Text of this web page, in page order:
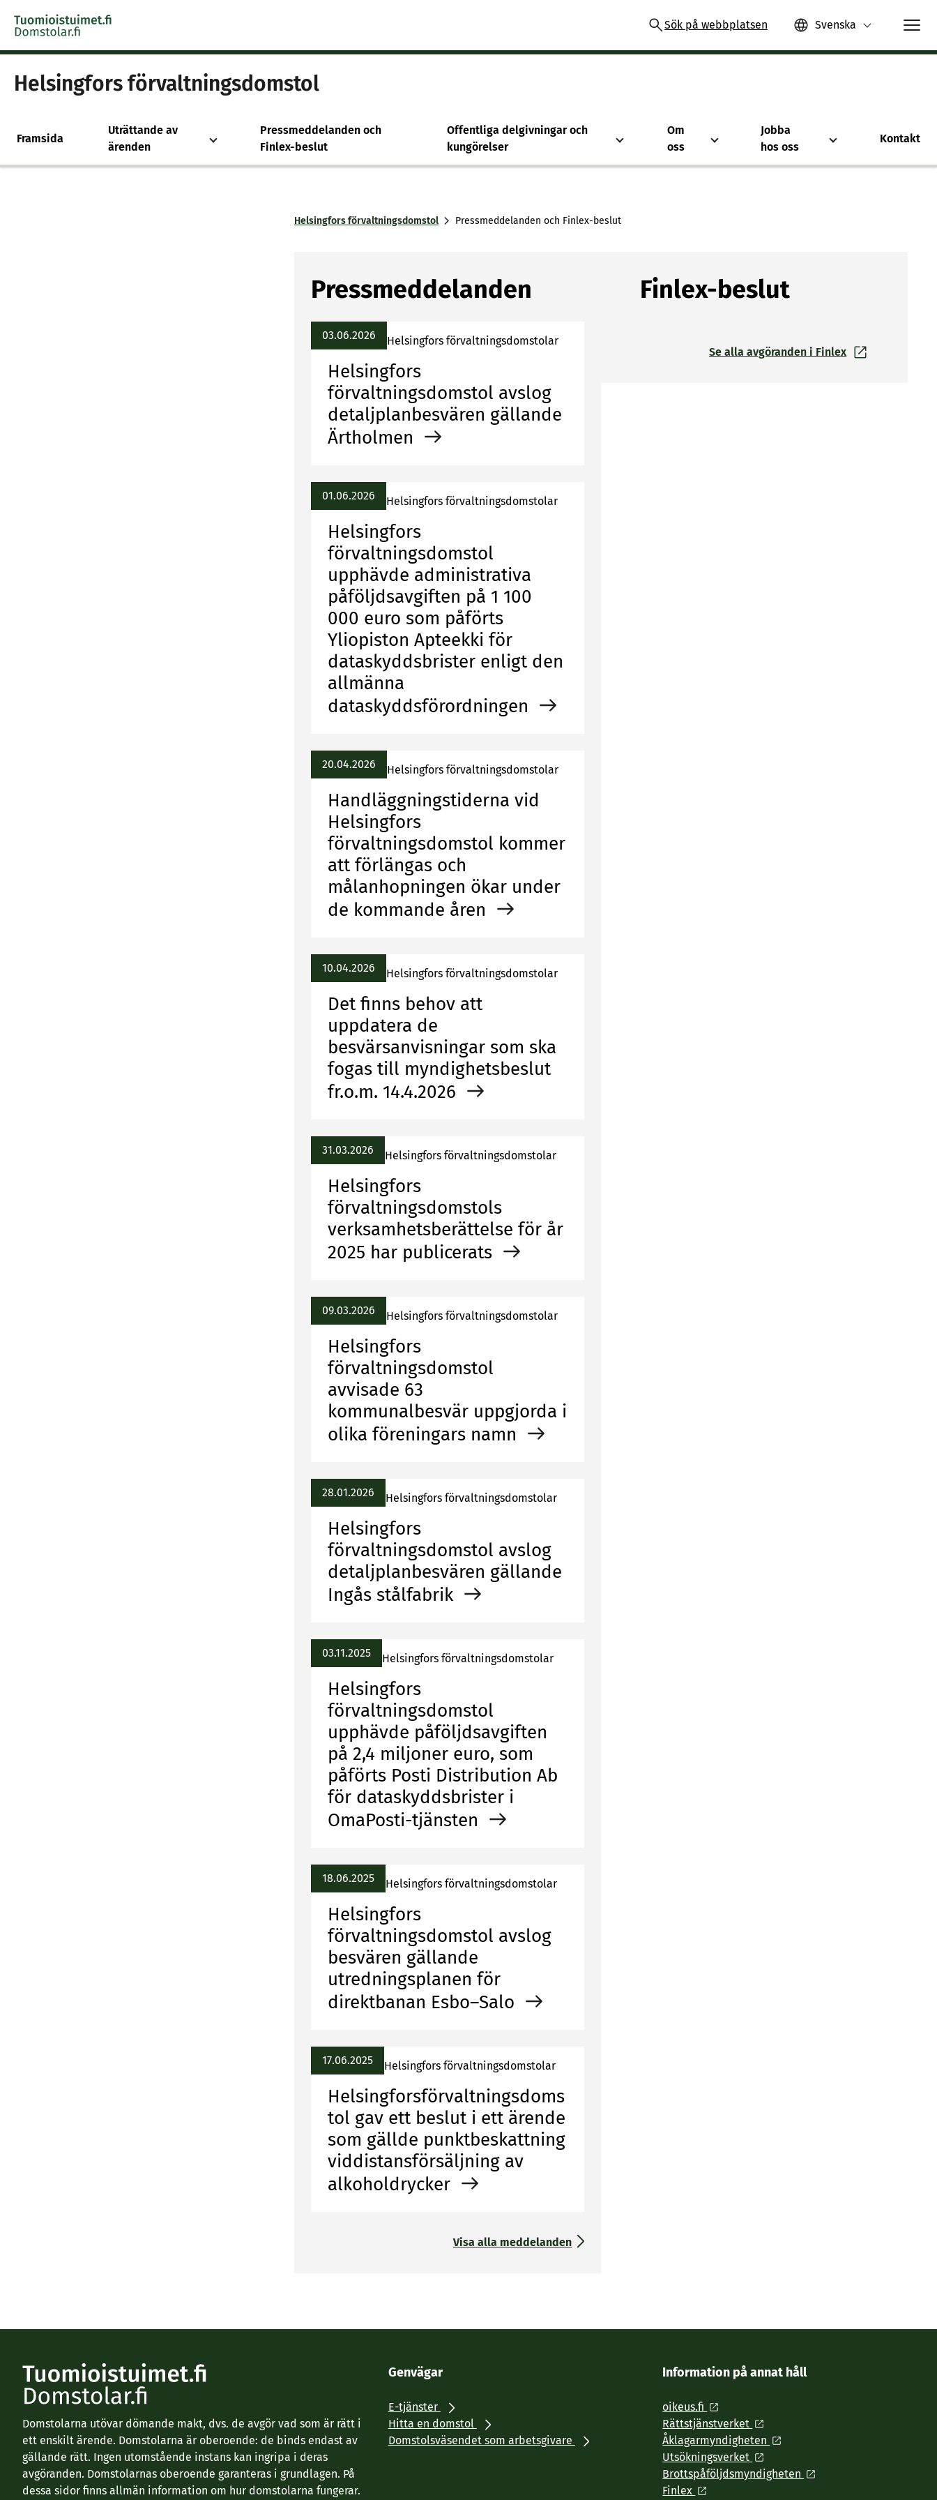
Skip to content -saavutettavuusohje Sök på webbplatsen Svenska
Helsingfors förvaltningsdomstol
Framsida
Uträttande av
ärenden
Pressmeddelanden och
Finlex-beslut
Offentliga delgivningar och
kungörelser
Om
oss
Jobba
hos oss
Kontakt
Helsingfors förvaltningsdomstol Pressmeddelanden och Finlex-beslut
Pressmeddelanden
03.06.2026 Helsingfors förvaltningsdomstolar
Helsingfors
förvaltningsdomstol avslog
detaljplanbesvären gällande
Ärtholmen
01.06.2026 Helsingfors förvaltningsdomstolar
Helsingfors
förvaltningsdomstol
upphävde administrativa
påföljdsavgiften på 1 100
000 euro som påförts
Yliopiston Apteekki för
dataskyddsbrister enligt den
allmänna
dataskyddsförordningen
20.04.2026 Helsingfors förvaltningsdomstolar
Handläggningstiderna vid
Helsingfors
förvaltningsdomstol kommer
att förlängas och
målanhopningen ökar under
de kommande åren
10.04.2026 Helsingfors förvaltningsdomstolar
Det finns behov att
uppdatera de
besvärsanvisningar som ska
fogas till myndighetsbeslut
fr.o.m. 14.4.2026
31.03.2026 Helsingfors förvaltningsdomstolar
Helsingfors
förvaltningsdomstols
verksamhetsberättelse för år
2025 har publicerats
09.03.2026 Helsingfors förvaltningsdomstolar
Helsingfors
förvaltningsdomstol
avvisade 63
kommunalbesvär uppgjorda i
olika föreningars namn
28.01.2026 Helsingfors förvaltningsdomstolar
Helsingfors
förvaltningsdomstol avslog
detaljplanbesvären gällande
Ingås stålfabrik
03.11.2025 Helsingfors förvaltningsdomstolar
Helsingfors
förvaltningsdomstol
upphävde påföljdsavgiften
på 2,4 miljoner euro, som
påförts Posti Distribution Ab
för dataskyddsbrister i
OmaPosti-tjänsten
18.06.2025 Helsingfors förvaltningsdomstolar
Helsingfors
förvaltningsdomstol avslog
besvären gällande
utredningsplanen för
direktbanan Esbo–Salo
17.06.2025 Helsingfors förvaltningsdomstolar
Helsingforsförvaltningsdoms
tol gav ett beslut i ett ärende
som gällde punktbeskattning
viddistansförsäljning av
alkoholdrycker
Visa alla meddelanden
Finlex-beslut
Se alla avgöranden i Finlex
Domstolarna utövar dömande makt, dvs. de avgör vad som är rätt i
ett enskilt ärende. Domstolarna är oberoende: de binds endast av
gällande rätt. Ingen utomstående instans kan ingripa i deras
avgöranden. Domstolarnas oberoende garanteras i grundlagen. På
dessa sidor finns allmän information om hur domstolarna fungerar.
Genvägar
E-tjänster
Hitta en domstol
Domstolsväsendet som arbetsgivare
Information på annat håll
oikeus.fi
Rättstjänstverket
Åklagarmyndigheten
Utsökningsverket
Brottspåföljdsmyndigheten
Finlex